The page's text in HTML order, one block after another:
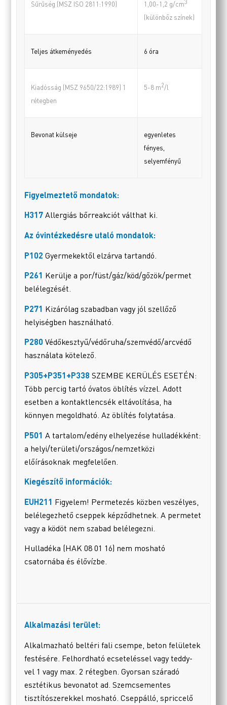
Sűrűség (MSZ ISO 2811:1990) 1,00-1,2 g/cm3
(különbőz színek)
Teljes átkeményedés 6 óra
Kiadósság (MSZ 9650/22:1989) 1
rétegben
5-8 m2/l
Bevonat külseje
egyenletes
fényes,
selyemfényű
Figyelmeztető mondatok:
H317 Allergiás bőrreakciót válthat ki.
Az óvintézkedésre utaló mondatok:
P102 Gyermekektől elzárva tartandó.
P261 Kerülje a por/füst/gáz/köd/gőzök/permet
belélegzését.
P271 Kizárólag szabadban vagy jól szellőző
helyiségben használható.
P280 Védőkesztyű/védőruha/szemvédő/arcvédő
használata kötelező.
P305+P351+P338 SZEMBE KERÜLÉS ESETÉN:
Több percig tartó óvatos öblítés vízzel. Adott
esetben a kontaktlencsék eltávolítása, ha
könnyen megoldható. Az öblítés folytatása.
P501 A tartalom/edény elhelyezése hulladékként:
a helyi/területi/országos/nemzetközi
előírásoknak megfelelően.
Kiegészítő információk:
EUH211 Figyelem! Permetezés közben veszélyes,
belélegezhető cseppek képződhetnek. A permetet
vagy a ködöt nem szabad belélegezni.
Hulladéka (HAK 08 01 16) nem mosható
csatornába és élővízbe.
Alkalmazási terület:
Alkalmazható beltéri fali csempe, beton felületek
festésére. Felhordható ecseteléssel vagy teddy-
vel 1 vagy max. 2 rétegben. Gyorsan száradó
esztétikus bevonatot ad. Szemcsementes
tisztítószerekkel mosható. Cseppálló, spriccelő